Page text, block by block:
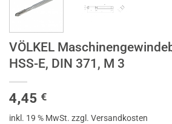
VÖLKEL
HSS-E, DIN 371, M 3
4,45 €
inkl. 19 % MwSt. zzgl. Versandkosten